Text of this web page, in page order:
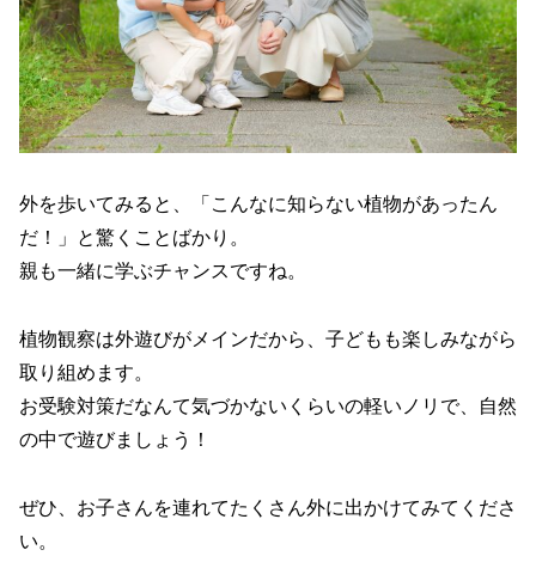
外を歩いてみると、「こんなに知らない植物があったん
だ！」と驚くことばかり。
親も一緒に学ぶチャンスですね。
植物観察は外遊びがメインだから、子どもも楽しみながら
取り組めます。
お受験対策だなんて気づかないくらいの軽いノリで、自然
の中で遊びましょう！
ぜひ、お子さんを連れてたくさん外に出かけてみてくださ
い。